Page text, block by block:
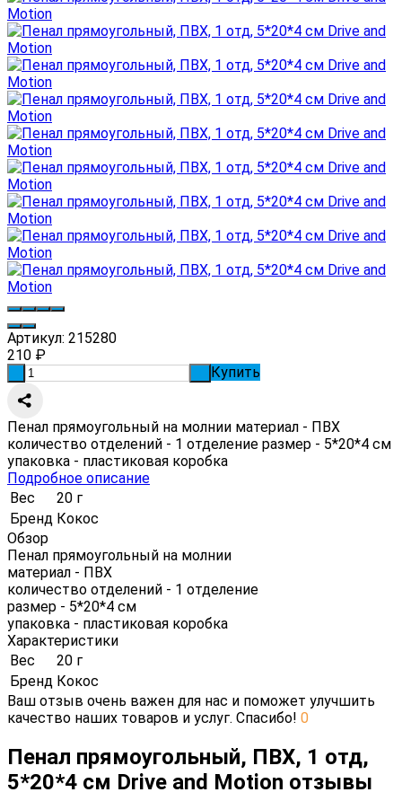
Артикул: 215280
210 ₽
Купить
Пенал прямоугольный на молнии материал - ПВХ
количество отделений - 1 отделение размер - 5*20*4 см
упаковка - пластиковая коробка
Подробное описание
Вес
20 г
Бренд Кокос
Обзор
Пенал прямоугольный на молнии
материал - ПВХ
количество отделений - 1 отделение
размер - 5*20*4 см
упаковка - пластиковая коробка
Характеристики
Вес
20 г
Бренд Кокос
Ваш отзыв очень важен для нас и поможет улучшить
качество наших товаров и услуг. Спасибо! 0
Пенал прямоугольный, ПВХ, 1 отд,
5*20*4 см Drive and Motion отзывы